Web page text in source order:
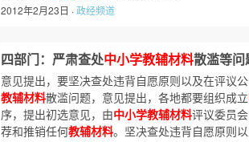
2012年2月23日 ·政经频道
四部门：严肃查处中小学教辅材料散滥等问
意见提出，要坚决查处违背自愿原则以及在评议
教辅材料散滥问题，意见提出，各地都要组织成立
序，提出初选意见，由中小学教辅材料评议委员
荐和推销任何教辅材料。坚决查处违背自愿原则